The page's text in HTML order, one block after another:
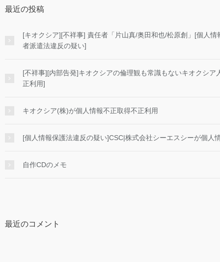
最近の投稿
[キオクシア][不祥事] 責任者「片山真/奥田和也/松原創」[個人
者派遣法違反の疑い]
[不祥事][内部告発]キオクシアの倫理観も常識もないキオクシア
正利用]
キオクシア(株)が個人情報不正取得不正利用
[個人情報保護法違反の疑い]CSC|株式会社シーエスシーが個人
自作CDのメモ
最近のコメント